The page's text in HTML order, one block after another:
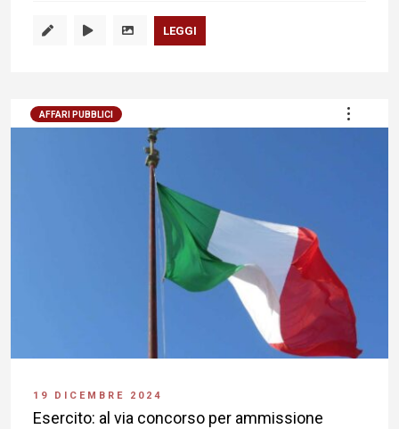
LEGGI
AFFARI PUBBLICI
19 DICEMBRE 2024
Esercito: al via concorso per ammissione